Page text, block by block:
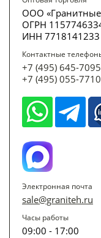
ООО «Гранитные
ОГРН
ИНН 7718141233
Контактные
+7 (495) 645-7095
+7 (495) 055-7710
Электронная почта
sale@graniteh.ru
Часы работы
09:00 - 17:00